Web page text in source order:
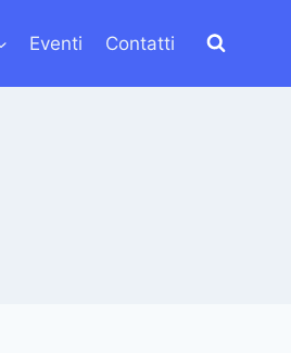
Eventi Contatti